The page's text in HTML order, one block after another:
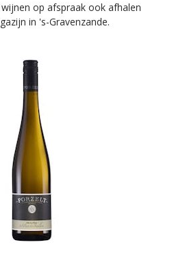
op afspraak ook afhalen
in 's-Gravenzande.